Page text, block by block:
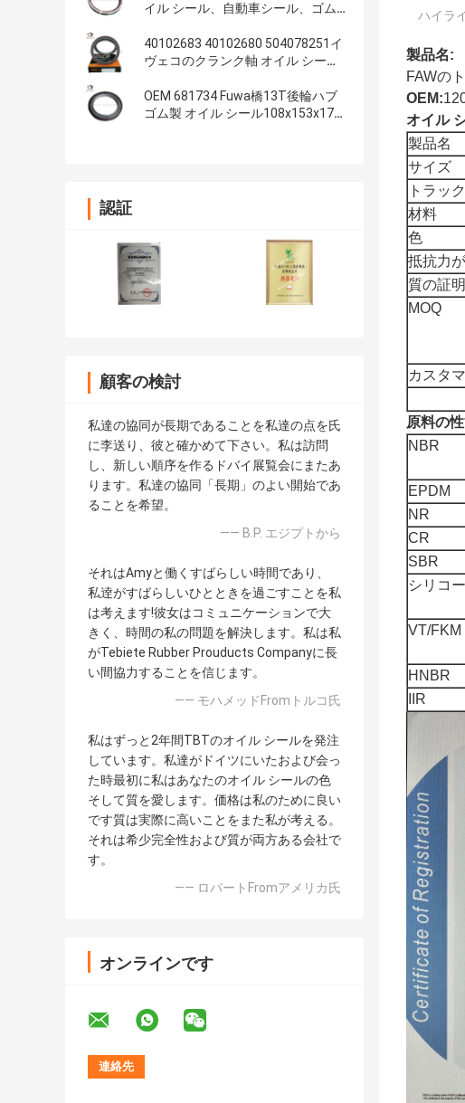
イル シール、自動車シール、ゴム
40102683 40102680 504078251イ
ヴェコのクランク軸 オイル シール
ル シール
OEM 681734 Fuwa橋13T後輪ハブ
ゴム製 オイル シール108x153x17
認証
顧客の検討
私達の協同が長期であることを私達の点を氏
に李送り、彼と確かめて下さい。私は訪問
し、新しい順序を作るドバイ展覧会にまたあ
ります。私達の協同「長期」のよい開始であ
ることを希望。
—— B.P. エジプトから
それはAmyと働くすばらしい時間であり、
私逹がすばらしいひとときを過ごすことを私
は考えます!彼女はコミュニケーションで大
きく、時間の私の問題を解決します。私は私
がTebiete Rubber Prouducts Companyに長
い間協力することを信じます。
—— モハメッドFromトルコ氏
私はずっと2年間TBTのオイル シールを発注
しています。私達がドイツにいたおよび会っ
た時最初に私はあなたのオイル シールの色
そして質を愛します。価格は私のために良い
です質は実際に高いことをまた私が考える。
それは希少完全性および質が両方ある会社で
す。
—— ロバートFromアメリカ氏
オンラインです
ハイラ
製品名:
FAWの
OEM:
オイル
製品名
サイズ
トラッ
材料
色
抵抗力
質の証明
MOQ
カスタ
原料の
NBR
EPDM
NR
CR
SBR
シリコ
VT/FKM
HNBR
IIR